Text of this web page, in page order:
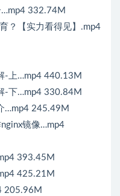
…mp4 332.74M
？【实力看得见】.mp4
-上…mp4 440.13M
-下…mp4 330.84M
…mp4 245.49M
镜像…mp4
393.45M
425.21M
205.96M